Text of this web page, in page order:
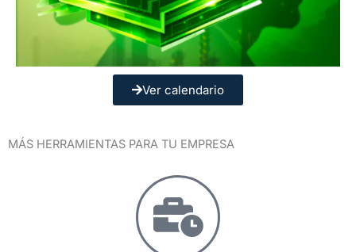
Ver calendario
MÁS HERRAMIENTAS PARA TU EMPRESA